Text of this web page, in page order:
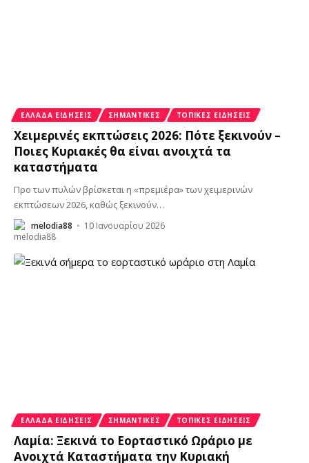
ΕΛΛΆΔΑ ΕΙΔΉΣΕΙΣ ΣΗΜΑΝΤΙΚΈΣ ΤΟΠΙΚΈΣ ΕΙΔΉΣΕΙΣ
Χειμερινές εκπτώσεις 2026: Πότε ξεκινούν –
Ποιες Κυριακές θα είναι ανοιχτά τα
καταστήματα
Προ των πυλών βρίσκεται η «πρεμιέρα» των χειμερινών
εκπτώσεων 2026, καθώς ξεκινούν…
melodia88 10 Ιανουαρίου 2026
ΕΛΛΆΔΑ ΕΙΔΉΣΕΙΣ ΣΗΜΑΝΤΙΚΈΣ ΤΟΠΙΚΈΣ ΕΙΔΉΣΕΙΣ
Λαμία: Ξεκινά το Εορταστικό Ωράριο με
Ανοιχτά Καταστήματα την Κυριακή